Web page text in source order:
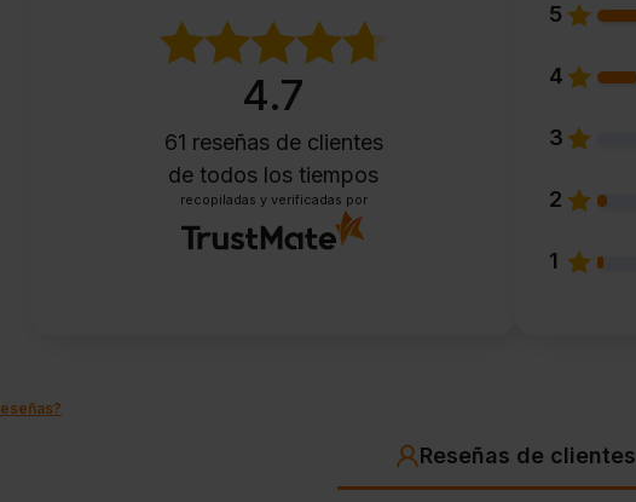
4.7
61 reseñas de clientes
de todos los tiempos
recopiladas y verificadas por
5
4
3
2
1
Reseñas de clientes